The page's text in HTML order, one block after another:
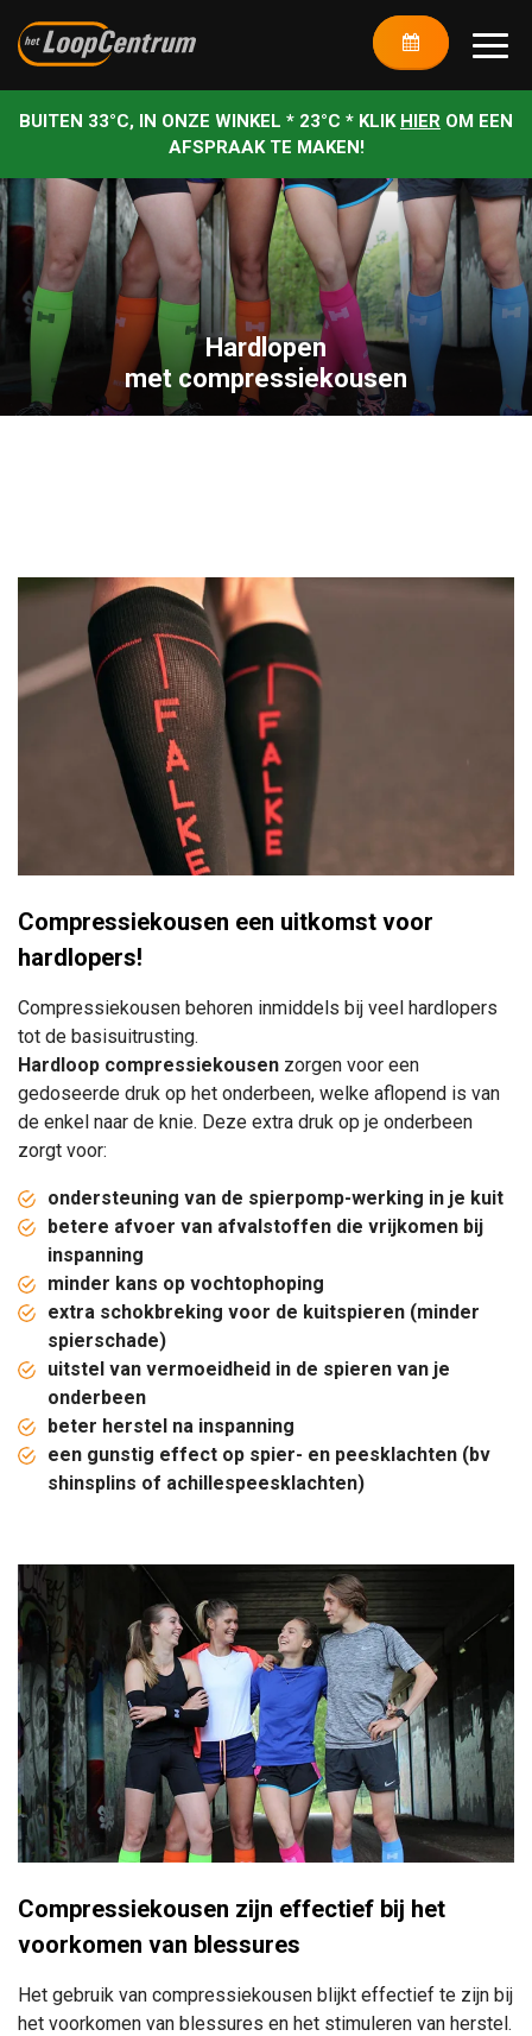
BUITEN 33°C, IN ONZE WINKEL * 23°C * KLIK HIER OM EEN
AFSPRAAK TE MAKEN!
Hardlopen
met compressiekousen
Compressiekousen een uitkomst voor
hardlopers!
Compressiekousen behoren inmiddels bij veel hardlopers
tot de basisuitrusting.
Hardloop compressiekousen zorgen voor een
gedoseerde druk op het onderbeen, welke aflopend is van
de enkel naar de knie. Deze extra druk op je onderbeen
zorgt voor:​
ondersteuning van de spierpomp-werking in je kuit
betere afvoer van afvalstoffen die vrijkomen bij
inspanning
minder kans op vochtophoping
extra schokbreking voor de kuitspieren (minder
spierschade)
uitstel van vermoeidheid in de spieren van je
onderbeen
beter herstel na inspanning
een gunstig effect op spier- en peesklachten (bv
shinsplins of achillespeesklachten)
Compressiekousen zijn effectief bij het
voorkomen van blessures
Het gebruik van compressiekousen blijkt effectief te zijn bij
het voorkomen van blessures en het stimuleren van herstel.